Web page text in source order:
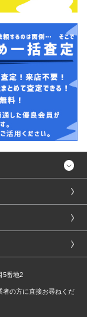
5番地2
者の方に直接お尋ねくだ